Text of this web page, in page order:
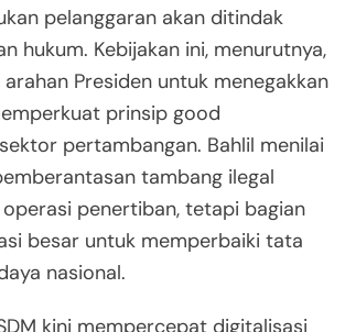
pelanggaran akan ditindak
hukum. Kebijakan ini, menurutnya,
Presiden untuk menegakkan
prinsip good
pertambangan. Bahlil menilai
tambang ilegal
penertiban, tetapi bagian
besar untuk memperbaiki tata
nasional.
kini mempercepat digitalisasi